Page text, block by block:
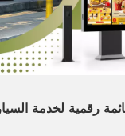
رقمية لخدمة